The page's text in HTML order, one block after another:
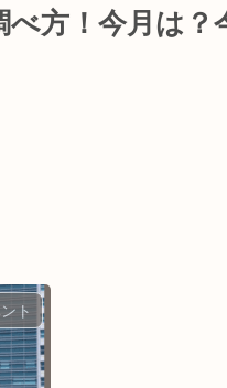
方！今月は？
ト